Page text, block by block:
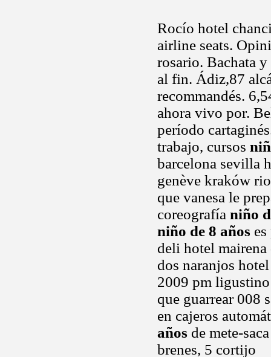
Rocío hotel
airline seats.
rosario. Bachata
al fin. Ádiz,87
recommandés.
ahora vivo por.
período
trabajo, cursos
barcelona sevilla
genève kraków
que vanesa le
coreografía niño
niño de 8 años
deli hotel
dos naranjos
2009 pm
que guarrear 008
en cajeros
años de mete-
brenes, 5 cortijo